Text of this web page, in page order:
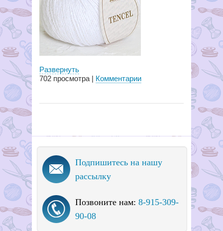
Развернуть
702 просмотра | Комментарии
Подпишитесь на нашу
рассылку
Позвоните нам: 8-915-309-
90-08